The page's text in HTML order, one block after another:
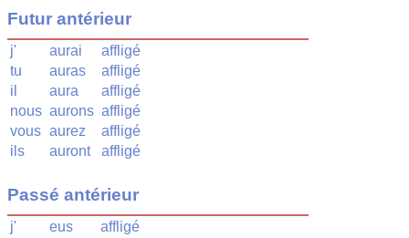
Futur antérieur
j' aurai
affligé
tu
auras
affligé
il
aura
affligé
nous aurons affligé
vous aurez
affligé
ils
auront affligé
Passé antérieur
j' eus
affligé